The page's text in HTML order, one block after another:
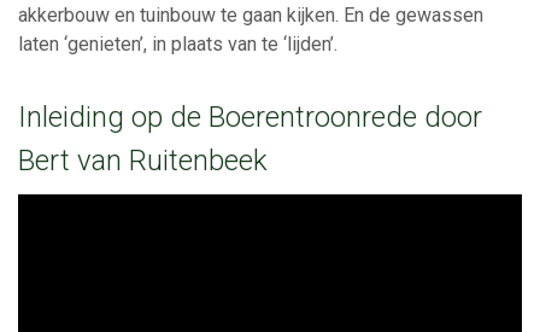
akkerbouw en tuinbouw te gaan kijken. En de gewassen
laten ‘genieten’, in plaats van te ‘lijden’.
Inleiding op de Boerentroonrede door
Bert van Ruitenbeek